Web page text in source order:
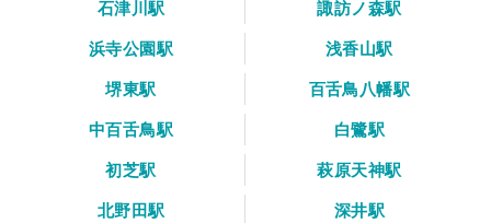
石津川駅
諏訪ノ森駅
浜寺公園駅
浅香山駅
堺東駅
百舌鳥八幡駅
中百舌鳥駅
白鷺駅
初芝駅
萩原天神駅
北野田駅
深井駅